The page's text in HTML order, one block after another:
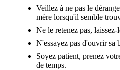
Veillez à ne pas le
mère lorsqu'il semble
Ne le retenez pas,
N'essayez pas d'ouvrir sa
Soyez patient, prenez
de temps.